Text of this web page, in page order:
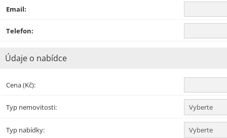
Email:
Telefon:
Údaje o nabídce
Cena (Kč):
Typ nemovitosti:
Typ nabídky: